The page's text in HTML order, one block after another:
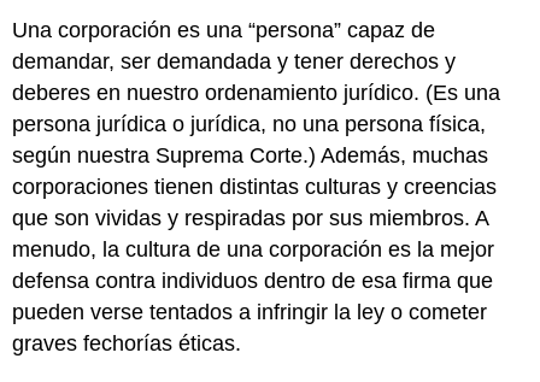
Una corporación es una “persona” capaz de
demandar, ser demandada y tener derechos y
deberes en nuestro ordenamiento jurídico. (Es una
persona jurídica o jurídica, no una persona física,
según nuestra Suprema Corte.) Además, muchas
corporaciones tienen distintas culturas y creencias
que son vividas y respiradas por sus miembros. A
menudo, la cultura de una corporación es la mejor
defensa contra individuos dentro de esa firma que
pueden verse tentados a infringir la ley o cometer
graves fechorías éticas.